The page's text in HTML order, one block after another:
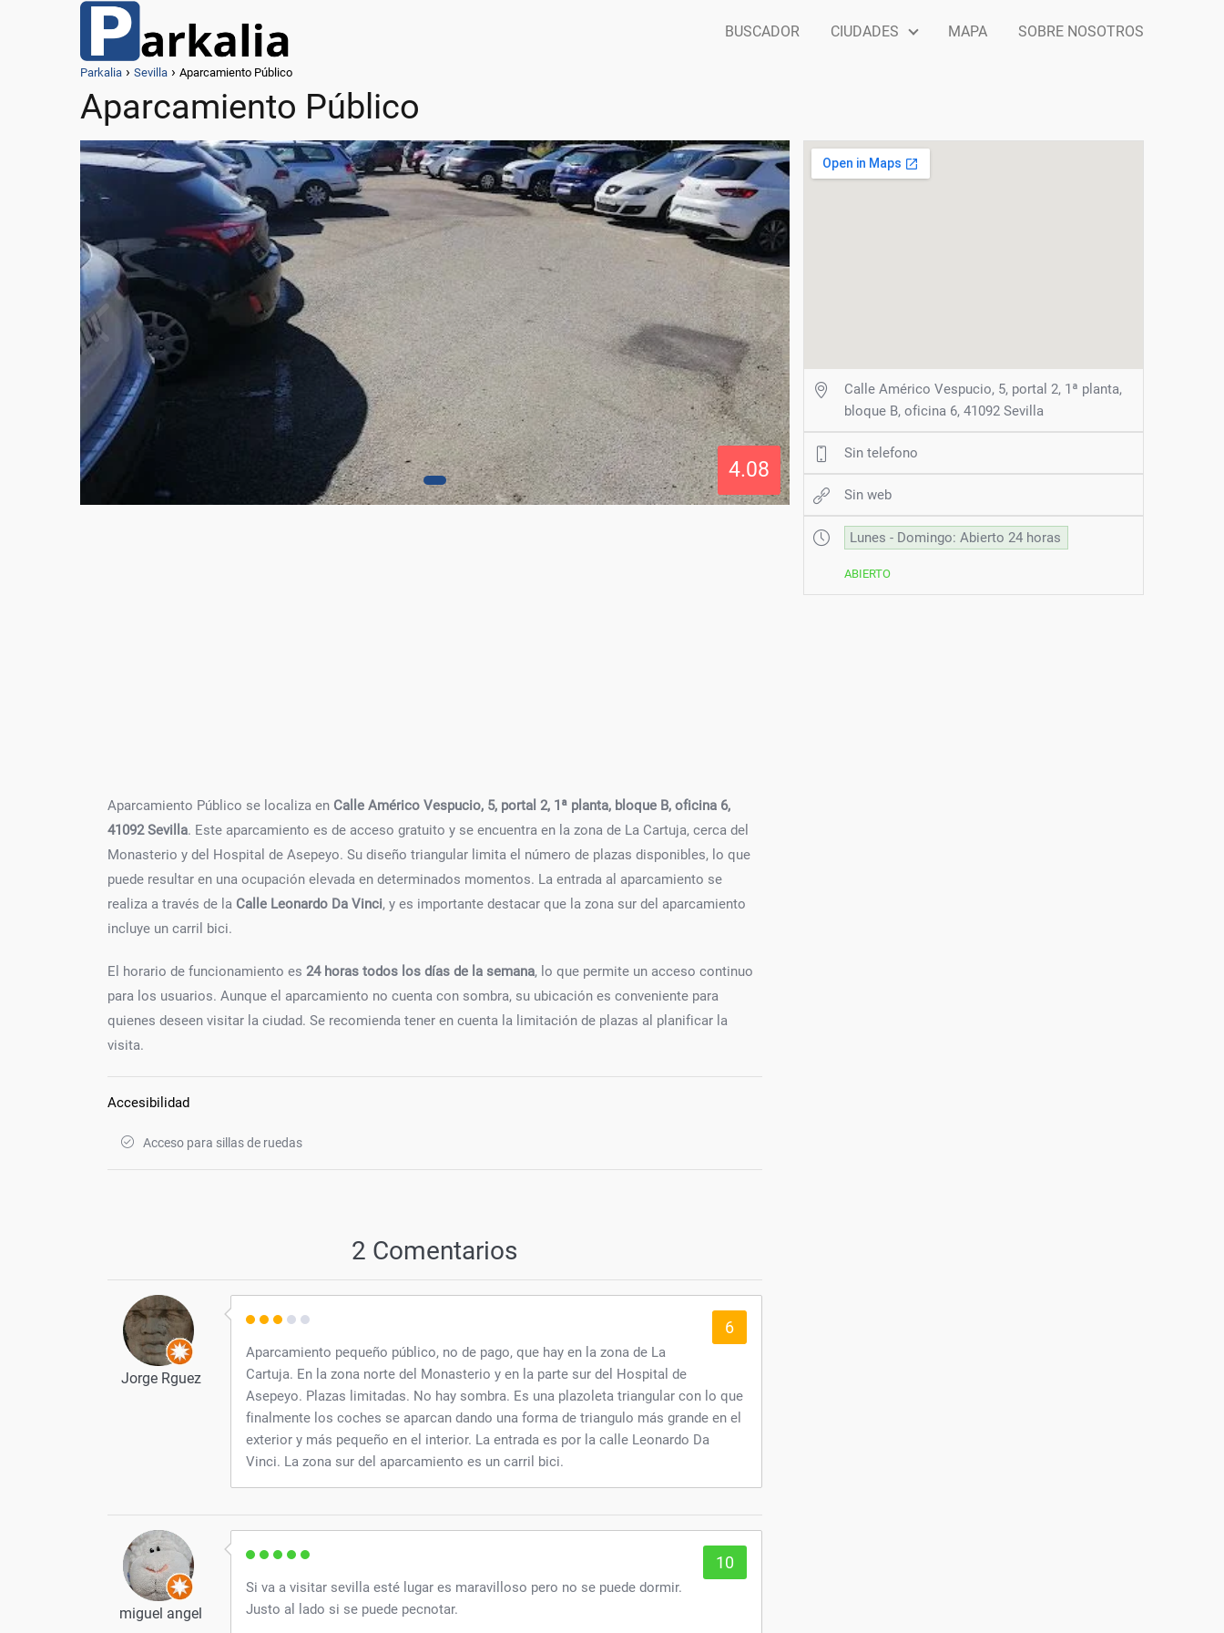
BUSCADOR CIUDADES MAPA SOBRE NOSOTROS
Parkalia Sevilla Aparcamiento Público
Aparcamiento Público
4.08
Aparcamiento Público se localiza en Calle Américo Vespucio, 5, portal 2, 1ª planta, bloque B, oficina 6,
41092 Sevilla. Este aparcamiento es de acceso gratuito y se encuentra en la zona de La Cartuja, cerca del
Monasterio y del Hospital de Asepeyo. Su diseño triangular limita el número de plazas disponibles, lo que
puede resultar en una ocupación elevada en determinados momentos. La entrada al aparcamiento se
realiza a través de la Calle Leonardo Da Vinci, y es importante destacar que la zona sur del aparcamiento
incluye un carril bici.
El horario de funcionamiento es 24 horas todos los días de la semana, lo que permite un acceso continuo
para los usuarios. Aunque el aparcamiento no cuenta con sombra, su ubicación es conveniente para
quienes deseen visitar la ciudad. Se recomienda tener en cuenta la limitación de plazas al planificar la
visita.
Accesibilidad
Acceso para sillas de ruedas
2 Comentarios
Jorge Rguez
6
Aparcamiento pequeño público, no de pago, que hay en la zona de La
Cartuja. En la zona norte del Monasterio y en la parte sur del Hospital de
Asepeyo. Plazas limitadas. No hay sombra. Es una plazoleta triangular con lo que
finalmente los coches se aparcan dando una forma de triangulo más grande en el
exterior y más pequeño en el interior. La entrada es por la calle Leonardo Da
Vinci. La zona sur del aparcamiento es un carril bici.
miguel angel
10
Si va a visitar sevilla esté lugar es maravilloso pero no se puede dormir.
Justo al lado si se puede pecnotar.
Calle Américo Vespucio, 5, portal 2, 1ª planta,
bloque B, oficina 6, 41092 Sevilla
Sin telefono
Sin web
Lunes - Domingo: Abierto 24 horas
ABIERTO